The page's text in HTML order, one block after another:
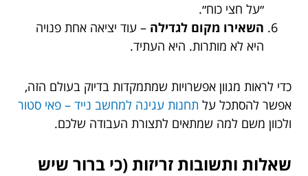
״על חצי כוח״.
השאירו מקום לגדילה – עוד יציאה אחת פנויה
היא לא מותרות. היא העתיד.
כדי לראות מגוון אפשרויות שמתמקדות בדיוק בעולם הזה,
אפשר להסתכל על תחנות עגינה למחשב נייד – פאי סטור
ולכוון משם למה שמתאים לתצורת העבודה שלכם.
שאלות ותשובות זריזות (כי ברור שיש